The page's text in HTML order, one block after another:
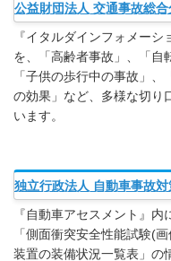
公益財団法人 交通事故総
『イタルダインフォメー
を、「高齢者事故」、「自
「子供の歩行中の事故」
の効果」など、多様な切り
います。
独立行政法人 自動車事故
『自動車アセスメント』内
「側面衝突安全性能試験(
装置の装備状況一覧表」の